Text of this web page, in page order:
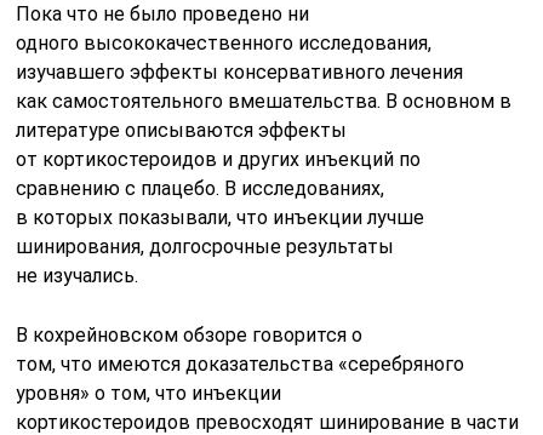
Пока что не было проведено ни
одного высококачественного исследования,
изучавшего эффекты консервативного лечения
как самостоятельного вмешательства. В основном в
литературе описываются эффекты
от кортикостероидов и других инъекций по
сравнению с плацебо. В исследованиях,
в которых показывали, что инъекции лучше
шинирования, долгосрочные результаты
не изучались.
В кохрейновском обзоре говорится о
том, что имеются доказательства «серебряного
уровня» о том, что инъекции
кортикостероидов превосходят шинирование в части